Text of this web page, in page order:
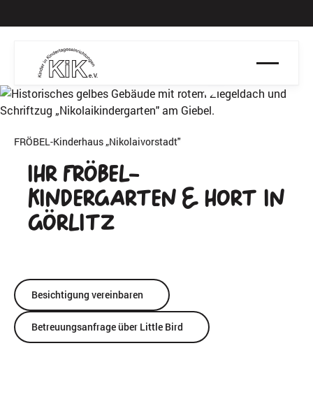
Aktuell Plätze
verfügbar
FRÖBEL-Kinderhaus „Nikolaivorstadt"
Ihr Fröbel-
Kindergarten & Hort in
Görlitz
Besichtigung vereinbaren
Betreuungsanfrage über Little Bird